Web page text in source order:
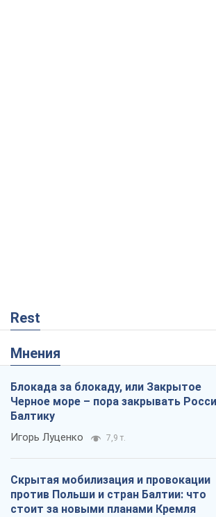
Rest
Мнения
Блокада за блокаду, или Закрытое
Черное море – пора закрывать
Балтику
Игорь Луценко 7,9 т.
Скрытая мобилизация и провокации
против Польши и стран Балтии: что
стоит за новыми планами Кремля